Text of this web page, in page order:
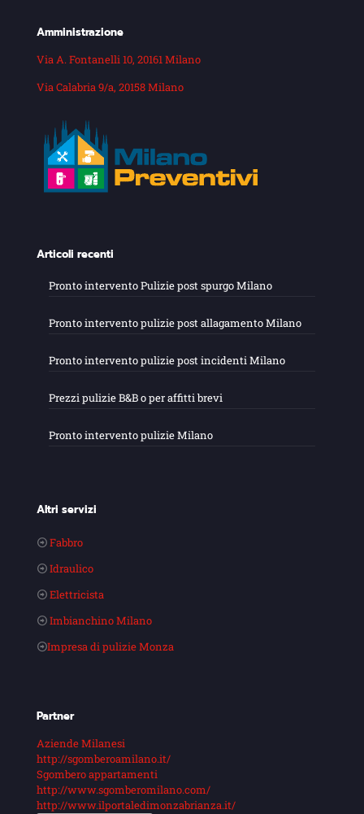
Amministrazione
Via A. Fontanelli 10, 20161 Milano
Via Calabria 9/a, 20158 Milano
Articoli recenti
Pronto intervento Pulizie post spurgo Milano
Pronto intervento pulizie post allagamento Milano
Pronto intervento pulizie post incidenti Milano
Prezzi pulizie B&B o per affitti brevi
Pronto intervento pulizie Milano
Altri servizi
Fabbro
Idraulico
Elettricista
Imbianchino Milano
Impresa di pulizie Monza
Partner
Aziende Milanesi
http://sgomberoamilano.it/
Sgombero appartamenti
http://www.sgomberomilano.com/
http://www.ilportaledimonzabrianza.it/